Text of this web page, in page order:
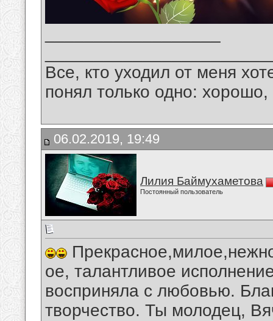
Все, кто уходил от меня
понял только одно:
06.02.2019, 19:49
Лилия Баймухаметова
Постоянный пользователь
ое, талантливое
восприняла с любовью.
творчество. Ты молодец,